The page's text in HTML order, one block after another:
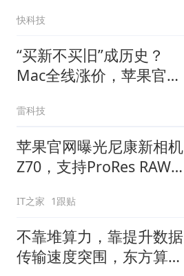
快科技
“买新不买旧”成历史？
Mac全线涨价，苹果官翻
雷科技
苹果官网曝光尼康新相机
Z70，支持ProRes RAW录
IT之家 1跟贴
不靠堆算力，靠提升数据
传输速度突围，东方算芯